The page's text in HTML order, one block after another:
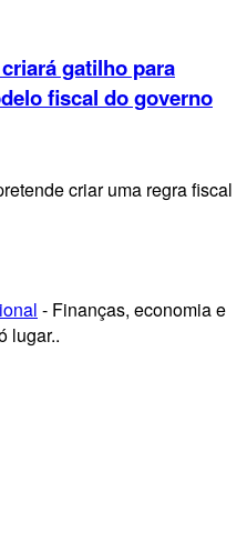
gatilho para
fiscal do governo
criar uma regra fiscal
- Finanças, economia e
lugar..